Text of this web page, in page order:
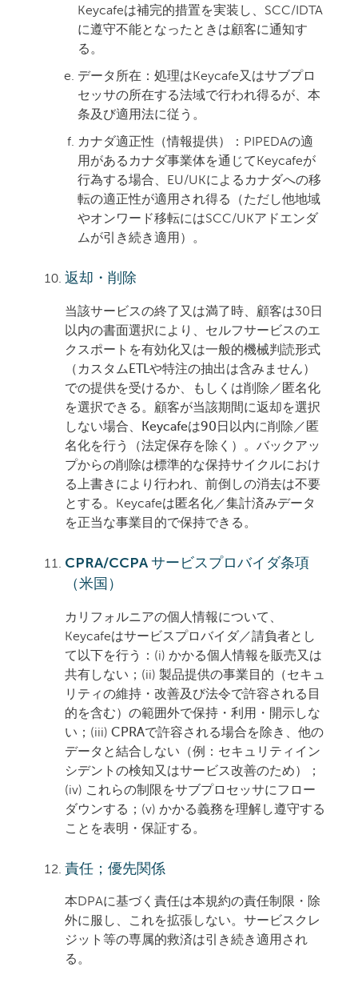
Keycafeは補完的措置を実装し、SCC/IDTA
に遵守不能となったときは顧客に通知す
る。
データ所在： 処理はKeycafe又はサブプロ
セッサの所在する法域で行われ得るが、本
条及び適用法に従う。
カナダ適正性（情報提供）： PIPEDAの適
用があるカナダ事業体を通じてKeycafeが
行為する場合、EU/UKによるカナダへの移
転の適正性が適用され得る（ただし他地域
やオンワード移転にはSCC/UKアドエンダ
ムが引き続き適用）。
返却・削除
当該サービスの終了又は満了時、顧客は30日
以内の書面選択により、 セルフサービスのエ
クスポートを有効化又は一般的機械判読形式
（カスタムETLや特注の抽出は含みません）
での提供を受けるか、もしくは削除／匿名化
を選択できる。顧客が当該期間に返却を選択
しない場合、Keycafeは90日以内に削除／匿
名化を行う（法定保存を除く）。バックアッ
プからの削除は標準的な保持サイクルにおけ
る上書きにより行われ、前倒しの消去は不要
とする。Keycafeは匿名化／集計済みデータ
を正当な事業目的で保持できる。
CPRA/CCPA サービスプロバイダ条項
（米国）
カリフォルニアの個人情報について、
Keycafeはサービスプロバイダ／請負者とし
て以下を行う：(i) かかる個人情報を販売又は
共有しない；(ii) 製品提供の事業目的（セキュ
リティの維持・改善及び法令で許容される目
的を含む）の範囲外で保持・利用・開示しな
い；(iii) CPRAで許容される場合を除き、他の
データと結合しない （例：セキュリティイン
シデントの検知又はサービス改善のため）；
(iv) これらの制限をサブプロセッサにフロー
ダウンする；(v) かかる義務を理解し遵守する
ことを表明・保証する。
責任；優先関係
本DPAに基づく責任は本規約の責任制限・除
外に服し、これを拡張しない。サービスクレ
ジット等の専属的救済は引き続き適用され
る。